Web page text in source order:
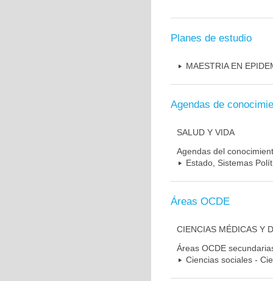
Planes de estudio
MAESTRIA EN
Agendas de
SALUD Y VIDA
Agendas del
Estado, Sistemas
Áreas OCDE
CIENCIAS MÉDICAS Y
Áreas OCDE
Ciencias sociales -